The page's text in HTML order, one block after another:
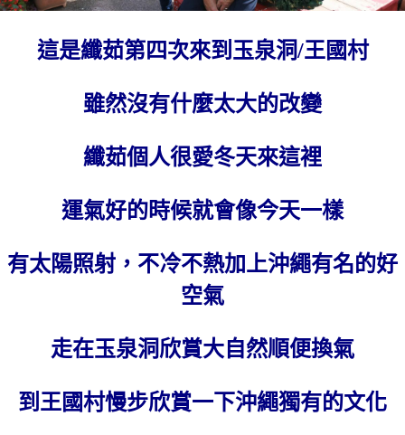
這是纖茹第四次來到玉泉洞/王國村
雖然沒有什麼太大的改變
纖茹個人很愛冬天來這裡
運氣好的時候就會像今天一樣
有太陽照射，不冷不熱加上沖繩有名的好
空氣
走在玉泉洞欣賞大自然順便換氣
到王國村慢步欣賞一下沖繩獨有的文化